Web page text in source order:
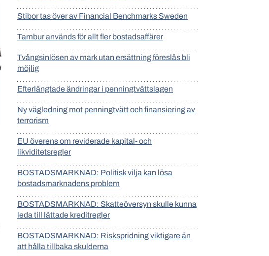
Stibor tas över av Financial Benchmarks Sweden
Tambur används för allt fler bostadsaffärer
Tvångsinlösen av mark utan ersättning föreslås bli
möjlig
Efterlängtade ändringar i penningtvättslagen
Ny vägledning mot penningtvätt och finansiering av
terrorism
EU överens om reviderade kapital- och
likviditetsregler
BOSTADSMARKNAD: Politisk vilja kan lösa
bostadsmarknadens problem
BOSTADSMARKNAD: Skatteöversyn skulle kunna
leda till lättade kreditregler
BOSTADSMARKNAD: Riskspridning viktigare än
att hålla tillbaka skulderna